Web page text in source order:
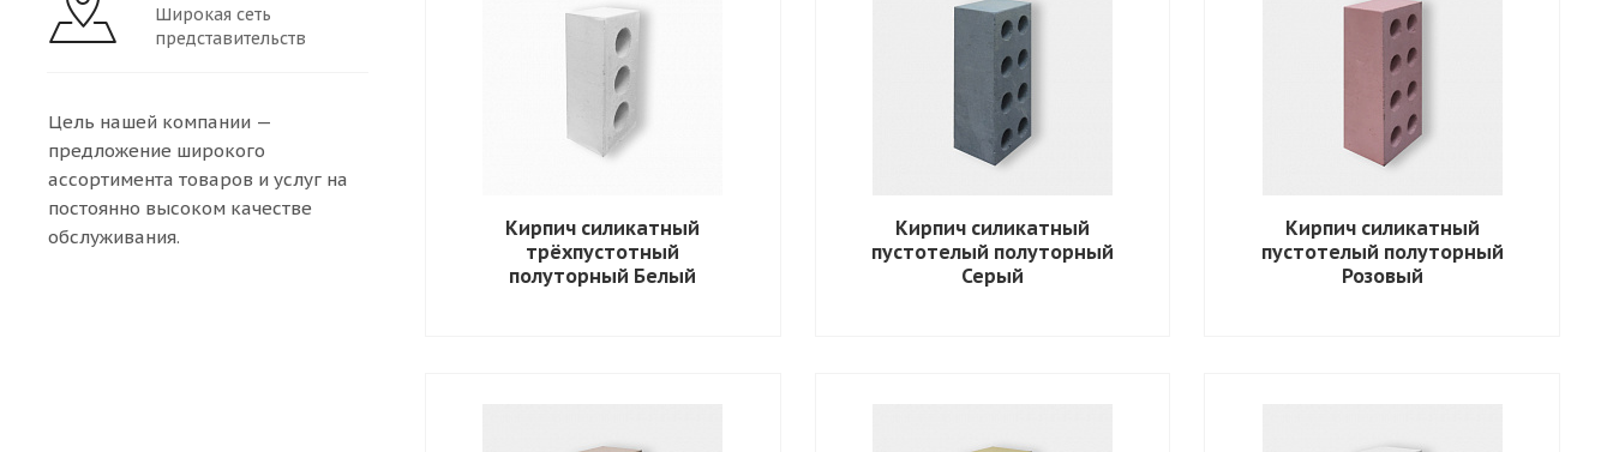
Кирпич силикатный
трёхпустотный
полуторный Белый
Кирпич силикатный
пустотелый полуторный
Серый
Кирпич силикатный
пустотелый полуторный
Розовый
Широкая сеть
представительств
Цель нашей компании —
предложение широкого
ассортимента товаров и услуг на
постоянно высоком качестве
обслуживания.